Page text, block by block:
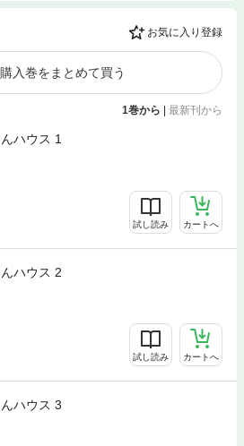
お気に入り登録
入巻をまとめて買う
1巻から 最新刊から
ハウス 1
試し読み カートへ
ハウス 2
試し読み カートへ
ハウス 3